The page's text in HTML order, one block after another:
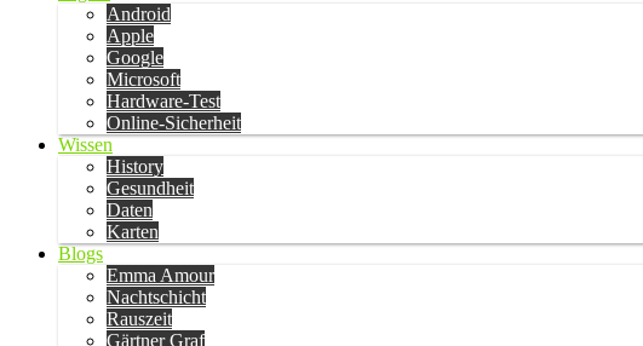
Android
Apple
Google
Microsoft
Hardware-Test
Online-Sicherheit
Wissen
History
Gesundheit
Daten
Karten
Blogs
Emma Amour
Nachtschicht
Rauszeit
Gärtner Graf